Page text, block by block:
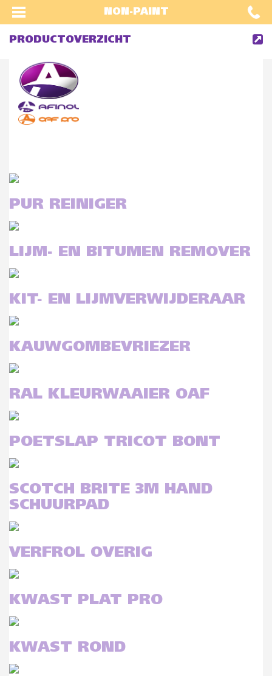
NON-PAINT
PRODUCTOVERZICHT
PUR REINIGER
LIJM- EN BITUMEN REMOVER
KIT- EN LIJMVERWIJDERAAR
KAUWGOMBEVRIEZER
RAL KLEURWAAIER OAF
POETSLAP TRICOT BONT
SCOTCH BRITE 3M HAND
SCHUURPAD
VERFROL OVERIG
KWAST PLAT PRO
KWAST ROND